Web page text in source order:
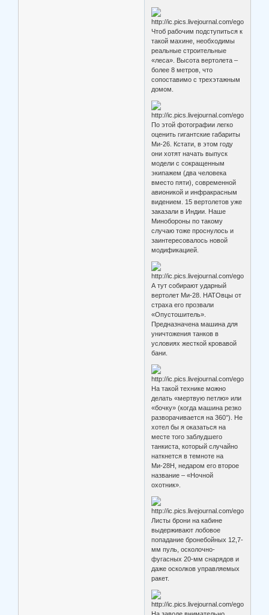
Чтоб рабочим подступиться к
такой махине, необходимы
реальные строительные
«леса». Высота вертолета –
более 8 метров, что
сопоставимо с трехэтажным
домом.
По этой фотографии легко
оценить гигантские габариты
Ми-26. Кстати, в этом году
они хотят начать выпуск
модели с сокращенным
экипажем (два человека
вместо пяти), современной
авионикой и инфракрасным
видением. 15 вертолетов уже
заказали в Индии. Наше
Минобороны по такому
случаю тоже проснулось и
заинтересовалось новой
модификацией.
А тут собирают ударный
вертолет Ми-28. НАТОвцы от
страха его прозвали
«Опустошитель».
Предназначена машина для
уничтожения танков в
условиях жесткой кровавой
бани.
На такой технике можно
делать «мертвую петлю» или
«бочку» (когда машина резко
разворачивается на 360°). Не
хотел бы я оказаться на
месте того заблудшего
танкиста, который случайно
наткнется в темноте на
Ми-28Н, недаром его второе
название – «Ночной
охотник».
Листы брони на кабине
выдерживают лобовое
попадание бронебойных 12,7-
мм пуль, осколочно-
фугасных 20-мм снарядов и
даже осколков управляемых
ракет.